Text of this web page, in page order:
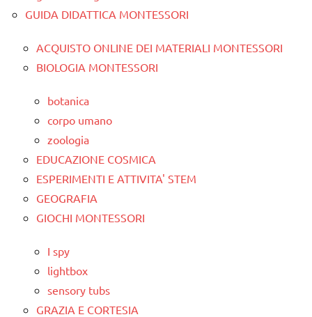
GUIDA DIDATTICA MONTESSORI
ACQUISTO ONLINE DEI MATERIALI MONTESSORI
BIOLOGIA MONTESSORI
botanica
corpo umano
zoologia
EDUCAZIONE COSMICA
ESPERIMENTI E ATTIVITA' STEM
GEOGRAFIA
GIOCHI MONTESSORI
I spy
lightbox
sensory tubs
GRAZIA E CORTESIA